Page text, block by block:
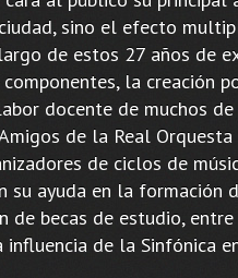
sino el efecto
de estos 27 años de
la creación
docente de muchos
de la Real
de ciclos de
su ayuda en la formación
de becas de estudio,
de la Sinfónica